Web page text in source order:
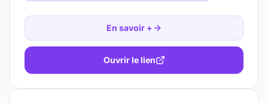
En savoir +
Ouvrir le lien